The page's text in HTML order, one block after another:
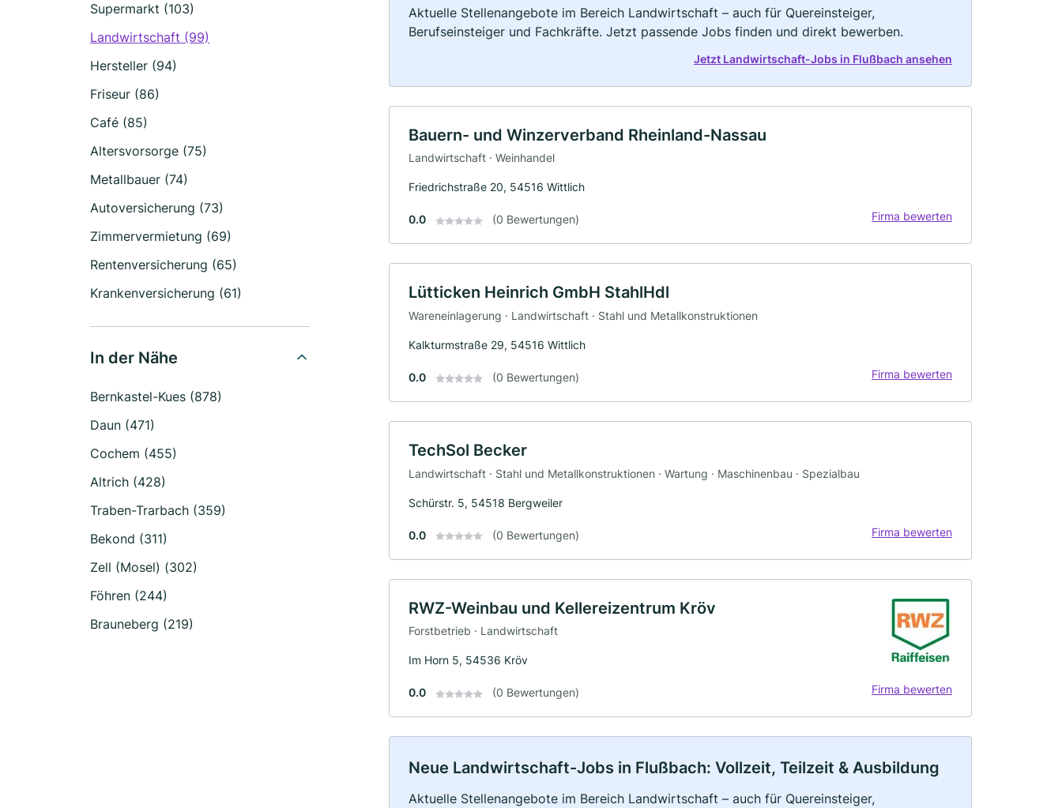
Supermarkt (103)
Landwirtschaft (99)
Hersteller (94)
Friseur (86)
Café (85)
Altersvorsorge (75)
Metallbauer (74)
Autoversicherung (73)
Zimmervermietung (69)
Rentenversicherung (65)
Krankenversicherung (61)
In der Nähe
Bernkastel-Kues (878)
Daun (471)
Cochem (455)
Altrich (428)
Traben-Trarbach (359)
Bekond (311)
Zell (Mosel) (302)
Föhren (244)
Brauneberg (219)
Aktuelle Stellenangebote im Bereich Landwirtschaft – auch für Quereinsteiger,
Berufseinsteiger und Fachkräfte. Jetzt passende Jobs finden und direkt bewerben.
Jetzt Landwirtschaft-Jobs in Flußbach ansehen
Bauern- und Winzerverband Rheinland-Nassau
Landwirtschaft · Weinhandel
Friedrichstraße 20, 54516 Wittlich
0.0 (0 Bewertungen) Firma bewerten
Lütticken Heinrich GmbH StahlHdl
Wareneinlagerung · Landwirtschaft · Stahl und Metallkonstruktionen
Kalkturmstraße 29, 54516 Wittlich
0.0 (0 Bewertungen) Firma bewerten
TechSol Becker
Landwirtschaft · Stahl und Metallkonstruktionen · Wartung · Maschinenbau · Spezialbau
Schürstr. 5, 54518 Bergweiler
0.0 (0 Bewertungen) Firma bewerten
RWZ-Weinbau und Kellereizentrum Kröv
Forstbetrieb · Landwirtschaft
Im Horn 5, 54536 Kröv
0.0 (0 Bewertungen) Firma bewerten
Neue Landwirtschaft-Jobs in Flußbach: Vollzeit, Teilzeit & Ausbildung
Aktuelle Stellenangebote im Bereich Landwirtschaft – auch für Quereinsteiger,